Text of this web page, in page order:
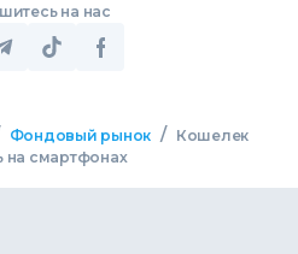
на нас
Фондовый рынок /
Кошелек
на смартфонах